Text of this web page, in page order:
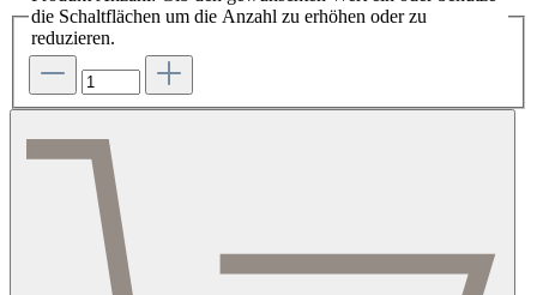
die Schaltflächen um die Anzahl zu erhöhen oder zu
reduzieren.